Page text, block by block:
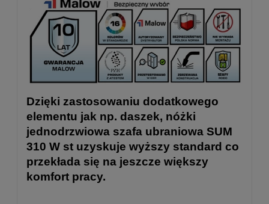
Dzięki zastosowaniu dodatkowego
elementu jak np. daszek, nóżki
jednodrzwiowa szafa ubraniowa SUM
310 W st uzyskuje wyższy standard co
przekłada się na jeszcze większy
komfort pracy.